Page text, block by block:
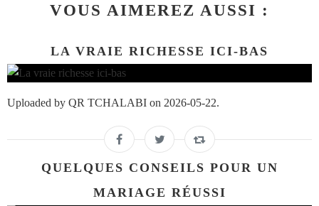
VOUS AIMEREZ AUSSI :
LA VRAIE RICHESSE ICI-BAS
Uploaded by QR TCHALABI on 2026-05-22.
QUELQUES CONSEILS POUR UN
MARIAGE RÉUSSI